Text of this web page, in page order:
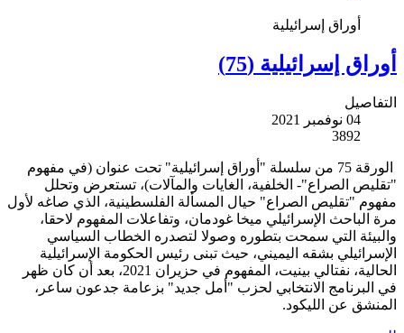
أوراق إسرائيلية
أوراق إسرائيلية (75)
التفاصيل
04 نوفمبر 2021
3892
الورقة 75 من سلسلة "أوراق إسرائيلية" تحت عنوان (في مفهوم
"تقليص الصراع"- الخلفية، الغايات والمآلات)، تستعرض وتحلل
مفهوم "تقليص الصراع" حيال المسألة الفلسطينية، الذي صاغه لأول
مرة الباحث الإسرائيلي ميخا غودمان، وتفاعلات المفهوم لاحقا،
والبيئة التي سمحت بتطوره وصولا لتصدره الخطاب السياسي
الإسرائيلي بشقه اليميني، حيث تبنى رئيس الحكومة الإسرائيلية
الحالية، نفتالي بينيت، المفهوم في حزيران 2021، بعد أن كان ظهر
في البرنامج الانتخابي لحزب "أمل جديد" بزعامة جدعون ساعر،
المنشق عن الليكود.